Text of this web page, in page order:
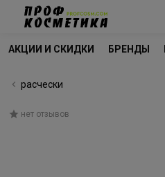
АКЦИИ И СКИДКИ БРЕНДЫ
расчески
нет отзывов